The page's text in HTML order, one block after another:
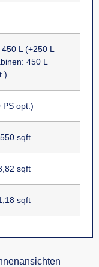
L (+250 L
450 L
PS opt.)
sqft
sqft
sqft